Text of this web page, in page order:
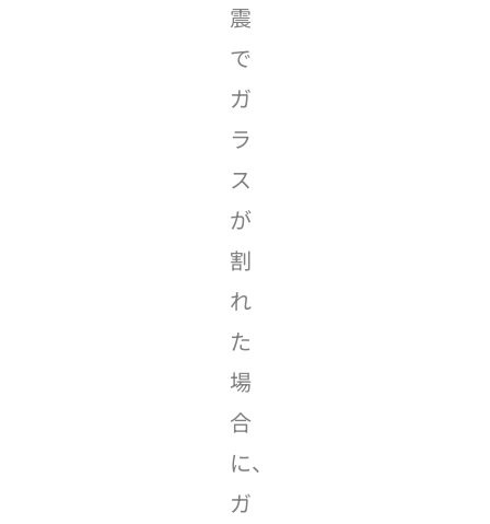
震
で
ガ
ラ
ス
が
割
れ
た
場
合
に、
ガ